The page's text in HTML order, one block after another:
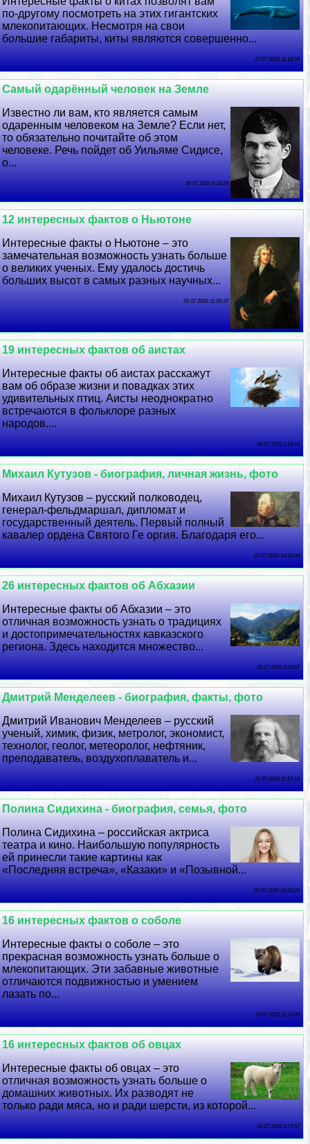
по-другому посмотреть на этих гигантских
млекопитающих. Несмотря на свои
большие габариты, киты являются совершенно...
27 07 2026 11:16:59
Самый одарённый человек на Земле
Известно ли вам, кто является самым
одаренным человеком на Земле? Если нет,
то обязательно почитайте об этом
человеке. Речь пойдет об Уильяме Сидисе,
о...
26 07 2026 6:33:28
12 интересных фактов о Ньютоне
Интересные факты о Ньютоне – это
замечательная возможность узнать больше
о великих ученых. Ему удалось достичь
больших высот в самых разных научных...
25 07 2026 11:59:37
19 интересных фактов об аистах
Интересные факты об аистах расскажут
вам об образе жизни и повадках этих
удивительных птиц. Аисты неоднократно
встречаются в фольклоре разных
народов....
24 07 2026 2:16:14
Михаил Кутузов - биография, личная жизнь, фото
Михаил Кутузов – русский полководец,
генерал-фельдмаршал, дипломат и
государственный деятель. Первый полный
кавалер ордена Святого Ге opгия. Благодаря его...
23 07 2026 14:30:34
26 интересных фактов об Абхазии
Интересные факты об Абхазии – это
отличная возможность узнать о традициях
и достопримечательностях кавказского
региона. Здесь находится множество...
22 07 2026 5:34:57
Дмитрий Менделеев - биография, факты, фото
Дмитрий Иванович Менделеев – русский
ученый, химик, физик, метролог, экономист,
технолог, геолог, метеоролог, нефтяник,
преподаватель, воздухоплаватель и...
21 07 2026 11:57:10
Полина Сидихина - биография, семья, фото
Полина Сидихина – российская актриса
театра и кино. Наибольшую популярность
ей принесли такие картины как
«Последняя встреча», «Казаки» и «Позывной...
20 07 2026 16:34:20
16 интересных фактов о соболе
Интересные факты о соболе – это
прекрасная возможность узнать больше о
млекопитающих. Эти забавные животные
отличаются подвижностью и умением
лазать по...
19 07 2026 11:12:49
16 интересных фактов об овцах
Интересные факты об овцах – это
отличная возможность узнать больше о
домашних животных. Их разводят не
только ради мяса, но и ради шерсти, из которой...
18 07 2026 2:15:57